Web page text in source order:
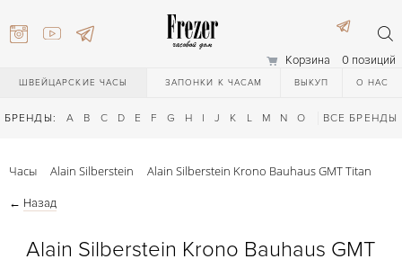
Корзина 0 позиций
ШВЕЙЦАРСКИЕ ЧАСЫ ЗАПОНКИ К ЧАСАМ ВЫКУП О НАС
БРЕНДЫ: A B C D E F G H I J K L M N O Q R S T
ВСЕ БРЕНДЫ
Часы Alain Silberstein Alain Silberstein Krono Bauhaus GMT Titan
← Назад
Alain Silberstein Krono Bauhaus GMT